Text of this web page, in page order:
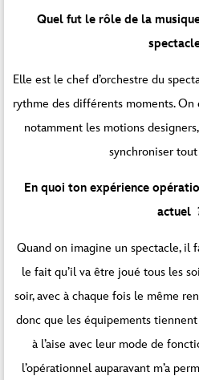
Quel fut le rôle de la
Elle est le chef d’orchestre du
rythme des différents moments. On
notamment les motions
synchroniser
En quoi ton expérience
actuel
Quand on imagine un spectacle, il
le fait qu’il va être joué tous les
soir, avec à chaque fois le même
donc que les équipements
à l’aise avec leur mode de
l’opérationnel auparavant m’a